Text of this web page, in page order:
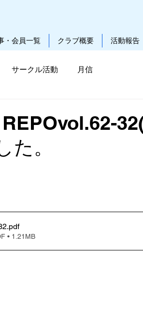
・会員一覧 クラブ概要 活動報告
サークル活動 月信
た。
.pdf
• 1.21MB